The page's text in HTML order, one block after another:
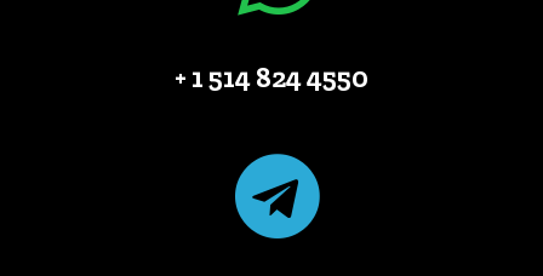
4550 824 514 1 +